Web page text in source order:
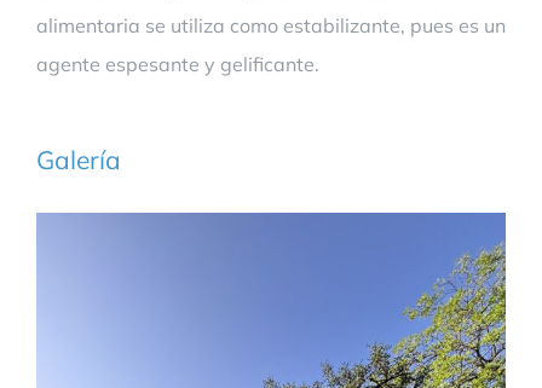
alimentaria se utiliza como estabilizante, pues es un
agente espesante y gelificante.
Galería